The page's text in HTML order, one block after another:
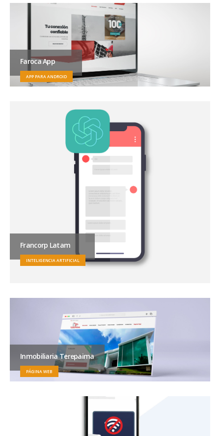
Faroca App
APP PARA ANDROID
Francorp Latam
INTELIGENCIA ARTIFICIAL
Inmobiliaria Terepaima
PÁGINA WEB